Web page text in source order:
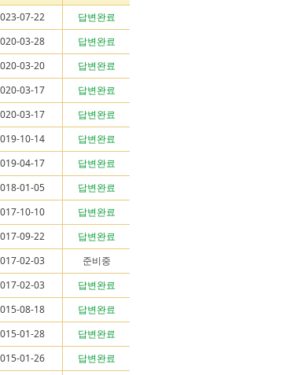
07-22
답변완료
03-28
답변완료
03-20
답변완료
03-17
답변완료
03-17
답변완료
10-14
답변완료
04-17
답변완료
01-05
답변완료
10-10
답변완료
09-22
답변완료
02-03
준비중
02-03
답변완료
08-18
답변완료
01-28
답변완료
01-26
답변완료